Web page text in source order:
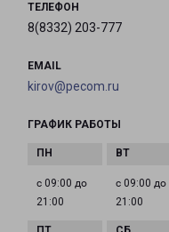
ТЕЛЕФОН
8(8332) 203-777
EMAIL
kirov@pecom.ru
ГРАФИК РАБОТЫ
с 09:00 до
21:00
с 09:00 до
21:00